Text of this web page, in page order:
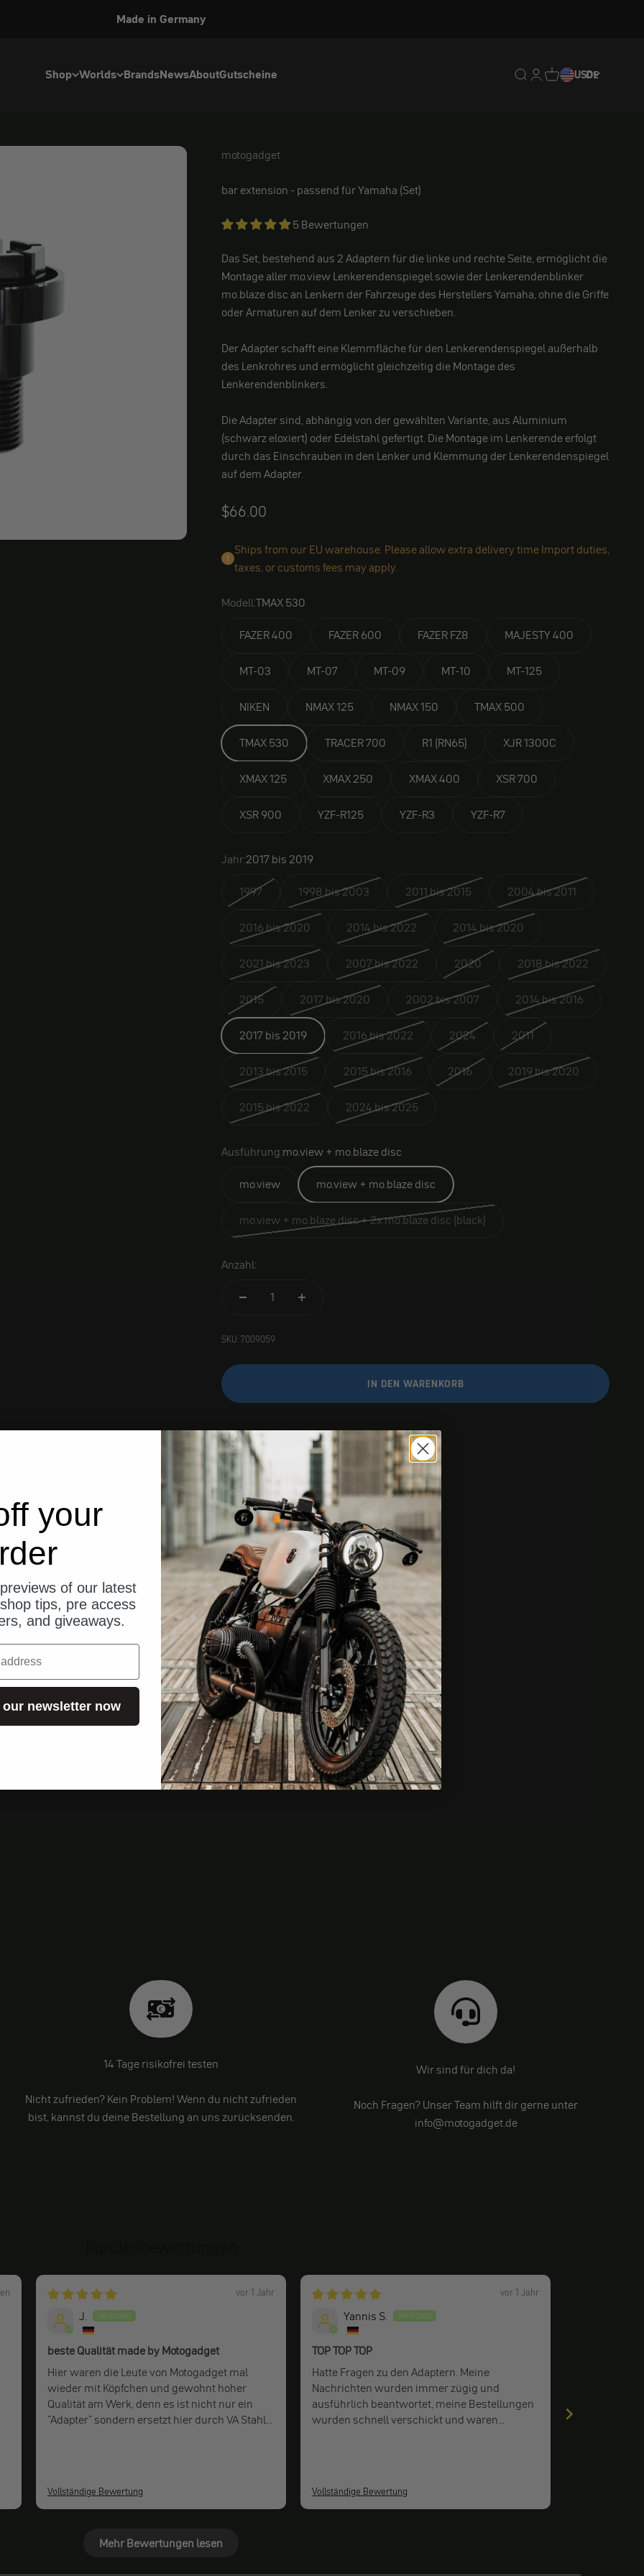
Made in Germany
Shop Worlds BrandsNewsAboutGutscheine Translation missing:
Translation missing:
Translation
USDDE
motogadget
motogadget
bar extension - passend für Yamaha (Set)
5 Bewertungen
Das Set, bestehend aus 2 Adaptern für die linke und rechte Seite, ermöglicht die
Montage aller mo.view Lenkerendenspiegel sowie der Lenkerendenblinker
mo.blaze disc an Lenkern der Fahrzeuge des HerstellersYamaha, ohne die Griffe
oder Armaturen auf dem Lenker zu verschieben.
Der Adapter schafft eine Klemmfläche für den Lenkerendenspiegel außerhalb
des Lenkrohres und ermöglicht gleichzeitig die Montage des
Lenkerendenblinkers.
Die Adapter sind, abhängig von der gewählten Variante, aus Aluminium
(schwarz eloxiert) oder Edelstahl gefertigt. Die Montage im Lenkerende erfolgt
durch das Einschrauben in den Lenker und Klemmung der Lenkerendenspiegel
auf dem Adapter.
Angebot
$66.00
Ships from our EU warehouse. Please allow extra delivery time Import duties,
taxes, or customs fees may apply.
Modell:TMAX 530
FAZER 400 FAZER 600 FAZER FZ8 MAJESTY 400
MT-03 MT-07 MT-09 MT-10 MT-125
NIKEN NMAX 125 NMAX 150 TMAX 500
TMAX 530 TRACER 700 R1 (RN65) XJR 1300C
XMAX 125 XMAX 250 XMAX 400 XSR 700
XSR 900 YZF-R125 YZF-R3 YZF-R7
Jahr:2017 bis 2019
1997 1998 bis 2003 2011 bis 2015 2004 bis 2011
2016 bis 2020 2014 bis 2022 2014 bis 2020
2021 bis 2023 2007 bis 2022 2020 2018 bis 2022
2015 2017 bis 2020 2002 bis 2007 2014 bis 2016
2017 bis 2019 2016 bis 2022 2024 2011
2013 bis 2015 2015 bis 2016 2016 2019 bis 2020
2015 bis 2022 2024 bis 2025
Ausführung:mo.view + mo.blaze disc
mo.view mo.view + mo.blaze disc
mo.view + mo.blaze disc + 2x mo.blaze disc (black)
Anzahl:
SKU: 7009059
IN DEN WARENKORB
14 Tage risikofrei testen
Nicht zufrieden? Kein Problem! Wenn du nicht zufrieden
bist, kannst du deine Bestellung an uns zurücksenden.
Wir sind für dich da!
Noch Fragen? Unser Team hilft dir gerne unter
info@motogadget.de
vor 1 Jahr
J.
beste Qualität made by Motogadget
Hier waren die Leute von Motogadget mal
wieder mit Köpfchen und gewohnt hoher
Qualität am Werk, denn es ist nicht nur ein
"Adapter" sondern ersetzt hier durch VA Stahl
Vollständige Bewertung
vor 1 Jahr
Yannis S.
TOP TOP TOP
Hatte Fragen zu den Adaptern. Meine
Nachrichten wurden immer zügig und
ausführlich beantwortet, meine Bestellungen
wurden schnell verschickt und waren
Vollständige Bewertung
Mehr Bewertungen lesen
your
of our latest
tips, pre access
and giveaways.
newsletter now